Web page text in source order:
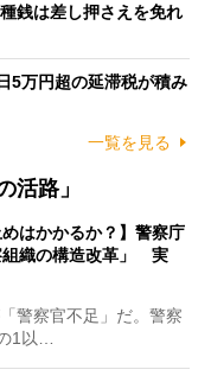
銭は差し押さえを免れ
5万円超の延滞税が積み
一覧を見る
活路」
はかかるか？】警察庁
組織の構造改革」 実
警察官不足」だ。警察
1以…